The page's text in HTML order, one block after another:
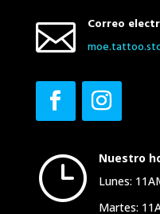

Correo
}
Nuestro
Lunes:
Martes: